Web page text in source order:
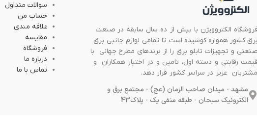
الکتروویژن با بیش از ده سال سابقه در صنعت
کشور همواره کوشیده است تا تمامی لوازم جانبی برق
و تجهیزات تابلو برق را از برندهای مطرح جهانی با
رقابتی و دسته اول، تامین و در اختیار همکاران و
عزیز در سراسر کشور قرار دهد.
مشهد - میدان صاحب الزمان (عج) - مجتمع برق و
الکترونیک سبحان - طبقه منفی یک - پلاک43
سوالات متداول
حساب من
علاقه مندی
مقایسه
فروشگاه
درباره ما
تماس با ما